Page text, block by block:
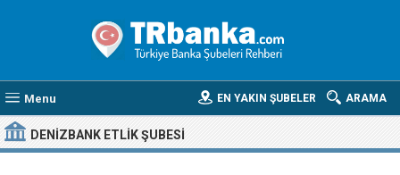
Menu ARAMA
EN YAKIN ŞUBELER
DENIZBANK ETLIK ŞUBESI